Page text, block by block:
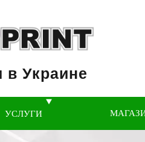
в Украине
УСЛУГИ